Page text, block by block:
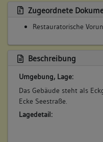
Zugeordnete
Restauratorische
Beschreibung
Umgebung, Lage:
Das Gebäude steht als
Ecke Seestraße.
Lagedetail: